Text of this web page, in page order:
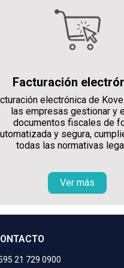
Facturación
electrónica de
las empresas gestionar y
documentos fiscales de
y segura,
todas las normativas
Ver más
21 729 0900